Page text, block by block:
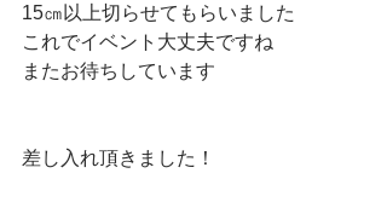
15㎝以上切らせてもらいました
これでイベント大丈夫ですね
またお待ちしています
差し入れ頂きました！